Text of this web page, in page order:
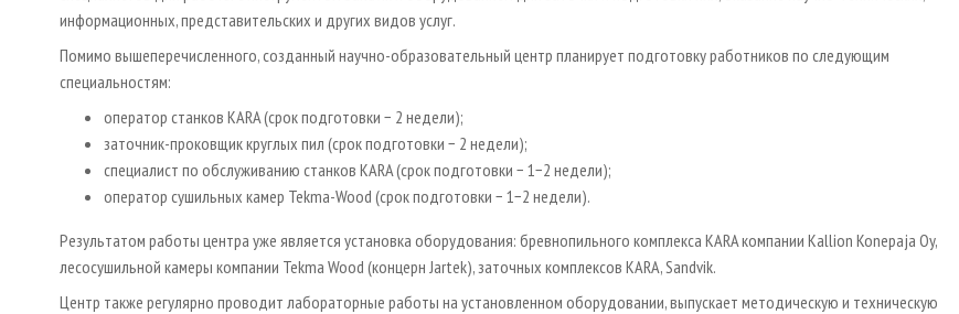
информационных, представительских и других видов услуг.
Помимо вышеперечисленного, созданный научно-образовательный центр планирует подготовку работников по следующим
специальностям:
оператор станков KARA (срок подготовки − 2 недели);
заточник-проковщик круглых пил (срок подготовки − 2 недели);
специалист по обслуживанию станков KARA (срок подготовки − 1−2 недели);
оператор сушильных камер Tekma-Wood (срок подготовки − 1−2 недели).
Результатом работы центра уже является установка оборудования: бревнопильного комплекса KARA компании Kallion Konepaja Oy,
лесосушильной камеры компании Tekma Wood (концерн Jartek), заточных комплексов KARA, Sandvik.
Центр также регулярно проводит лабораторные работы на установленном оборудовании, выпускает методическую и техническую